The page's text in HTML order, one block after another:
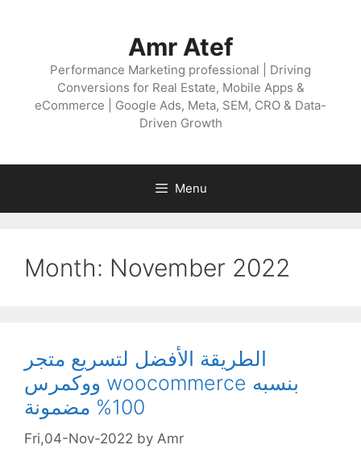
Amr Atef
Performance Marketing professional | Driving
Conversions for Real Estate, Mobile Apps &
eCommerce | Google Ads, Meta, SEM, CRO & Data-
Driven Growth
Menu
Month: November 2022
الطريقة الأفضل لتسريع متجر
ووكمرس woocommerce بنسبه
100% مضمونة
Fri,04-Nov-2022 by Amr